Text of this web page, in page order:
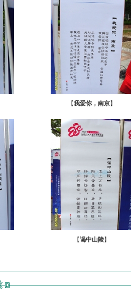
【我爱你，南京】
【谒中山陵】